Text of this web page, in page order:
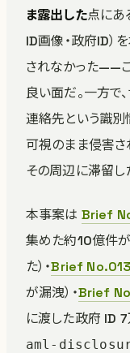
ま露出した点にあ
ID画像・政府ID）
されなかった——
良い面だ。一方で
連絡先という識別
可視のまま侵害さ
その周辺に滞留
本事案は Brief
集めた約10億件
た）・Brief No.013
が漏洩）・Brief
に渡した政府 ID
aml-